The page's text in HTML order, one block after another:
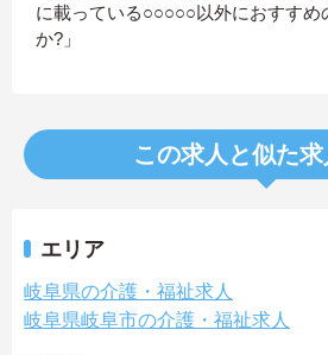
に載っている○○○○○以外におすすめ
か?」
この求人と似た
エリア
岐阜県の介護・福祉求人
岐阜県岐阜市の介護・福祉求人